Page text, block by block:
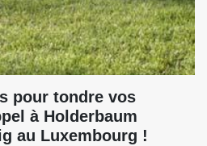
pour tondre vos
à Holderbaum
au Luxembourg !